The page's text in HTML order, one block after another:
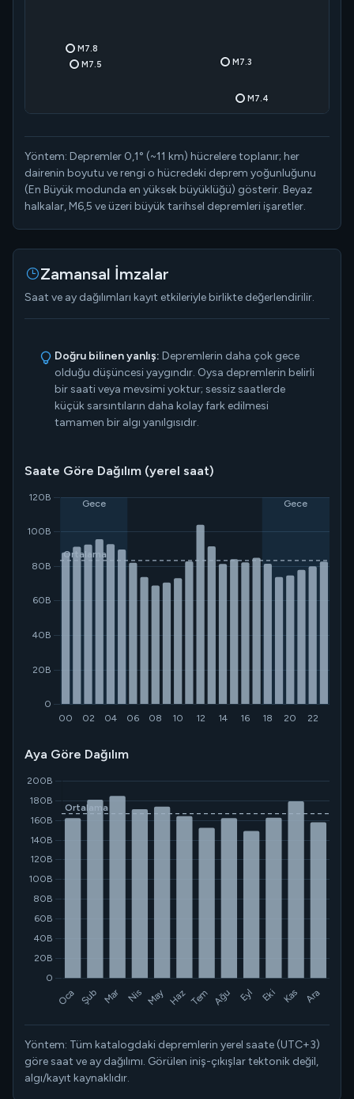
M7.8
M7.5
M7.4
M7.3
M7.1
M7.1
M7.0
Yöntem: Depremler 0,1° (~11 km) hücrelere toplanır; her
dairenin boyutu ve rengi o hücredeki deprem yoğunluğunu
(En Büyük modunda en yüksek büyüklüğü) gösterir. Beyaz
halkalar, M6,5 ve üzeri büyük tarihsel depremleri işaretler.
Zamansal İmzalar
Saat ve ay dağılımları kayıt etkileriyle birlikte değerlendirilir.
Doğru bilinen yanlış: Depremlerin daha çok gece
olduğu düşüncesi yaygındır. Oysa depremlerin belirli
bir saati veya mevsimi yoktur; sessiz saatlerde
küçük sarsıntıların daha kolay fark edilmesi
tamamen bir algı yanılgısıdır.
Saate Göre Dağılım (yerel saat)
Aya Göre Dağılım
Yöntem: Tüm katalogdaki depremlerin yerel saate (UTC+3)
göre saat ve ay dağılımı. Görülen iniş-çıkışlar tektonik değil,
algı/kayıt kaynaklıdır.